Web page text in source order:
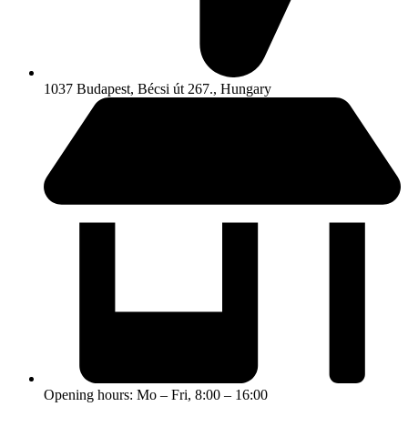
1037 Budapest, Bécsi út 267., Hungary
Opening hours: Mo – Fri, 8:00 – 16:00